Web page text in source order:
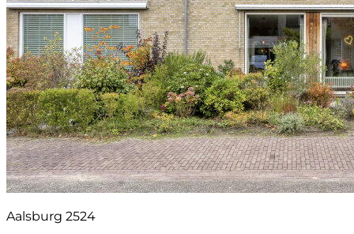
Aalsburg 2524